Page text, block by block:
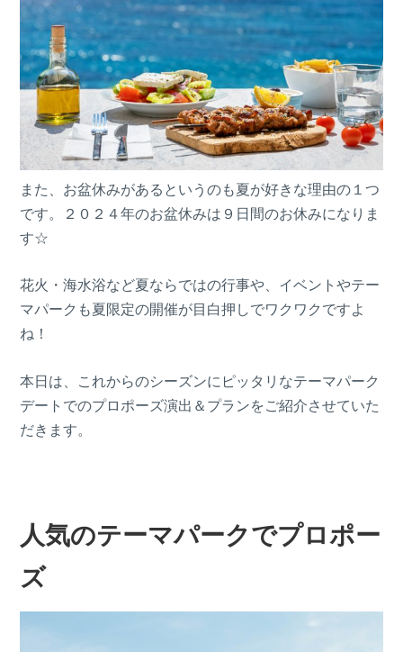
また、お盆休みがあるというのも夏が好きな理由の１つ
です。２０２４年のお盆休みは９日間のお休みになりま
す☆
花火・海水浴など夏ならではの行事や、イベントやテー
マパークも夏限定の開催が目白押しでワクワクですよ
ね！
本日は、これからのシーズンにピッタリなテーマパーク
デートでのプロポーズ演出＆プランをご紹介させていた
だきます。
人気のテーマパークでプロポー
ズ